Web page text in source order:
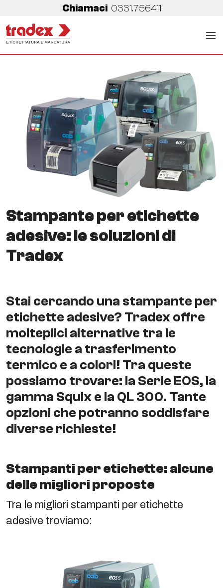
Chiamaci 0331.756411
Stampante per etichette
adesive: le soluzioni di
Tradex
Stai cercando una stampante per
etichette adesive? Tradex offre
molteplici alternative tra le
tecnologie a trasferimento
termico e a colori! Tra queste
possiamo trovare: la Serie EOS, la
gamma Squix e la QL 300. Tante
opzioni che potranno soddisfare
diverse richieste!
Stampanti per etichette: alcune
delle migliori proposte
Tra le migliori stampanti per etichette
adesive troviamo: